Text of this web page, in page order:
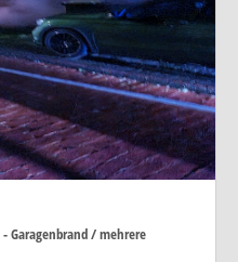
- Garagenbrand / mehrere